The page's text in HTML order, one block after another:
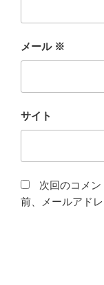
メール ※
サイト
次回のコメ
前、メールアド